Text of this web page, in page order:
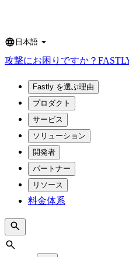
Language
日本語
攻撃にお困りですか？
Fastly を選ぶ理由
プロダクト
サービス
ソリューション
開発者
パートナー
リソース
料金体系
Search